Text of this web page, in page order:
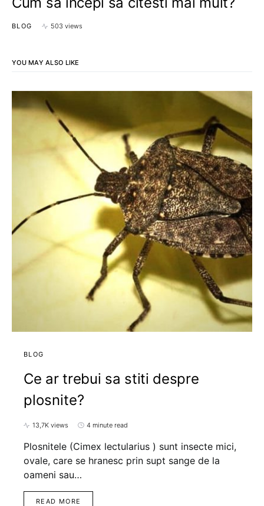
BLOG 503 views
YOU MAY ALSO LIKE
BLOG
Ce ar trebui sa stiti despre
plosnite?
13,7K views 4 minute read
Plosnitele (Cimex lectularius ) sunt insecte mici,
ovale, care se hranesc prin supt sange de la
oameni sau…
READ MORE